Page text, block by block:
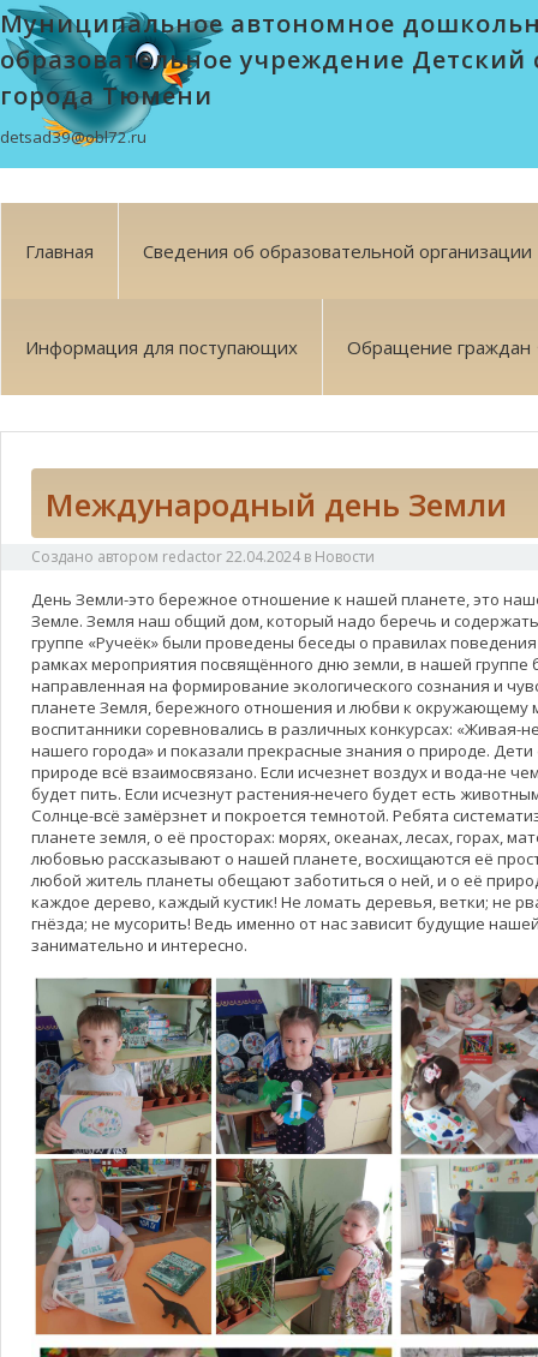
Муниципальное автономное
образовательное учреждение Детский
города Тюмени
detsad39@obl72.ru
Главная Сведения об образовательной организации
Информация для поступающих Обращение граждан
Международный день Земли
Создано автором redactor22.04.2024 в Новости
День Земли-это бережное отношение к нашей планете, это
Земле. Земля наш общий дом, который надо беречь и
группе «Ручеёк» были проведены беседы о правилах
рамках мероприятия посвящённого дню земли, в нашей группе
направленная на формирование экологического сознания и
планете Земля, бережного отношения и любви к окружающему
воспитанники соревновались в различных конкурсах: «Живая-
нашего города» и показали прекрасные знания о природе.
природе всё взаимосвязано. Если исчезнет воздух и вода-не
будет пить. Если исчезнут растения-нечего будет есть
Солнце-всё замёрзнет и покроется темнотой. Ребята
планете земля, о её просторах: морях, океанах, лесах, горах,
любовью рассказывают о нашей планете, восхищаются её
любой житель планеты обещают заботиться о ней, и о её
каждое дерево, каждый кустик! Не ломать деревья, ветки; не
гнёзда; не мусорить! Ведь именно от нас зависит будущие
занимательно и интересно.